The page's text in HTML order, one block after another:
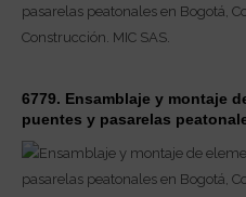
6779. Ensamblaje y montaje
puentes y pasarelas